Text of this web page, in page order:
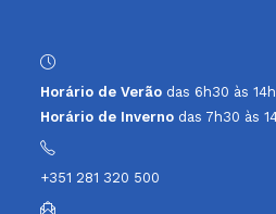
Horário de Verão das 6h30 às
Horário de Inverno das 7h30 às
+351 281 320 500